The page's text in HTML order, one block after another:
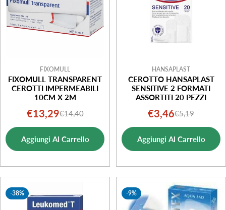
FIXOMULL
FIXOMULL TRANSPARENT
CEROTTI IMPERMEABILI
10CM X 2M
Prezzo
di
vendita
€13,29Prezzo
normale
€14,40
Aggiungi Al Carrello
HANSAPLAST
CEROTTO HANSAPLAST
SENSITIVE 2 FORMATI
ASSORTITI 20 PEZZI
Prezzo
di
vendita
€3,46Prezzo
normale
€5,19
Aggiungi Al Carrello
-38% -9%